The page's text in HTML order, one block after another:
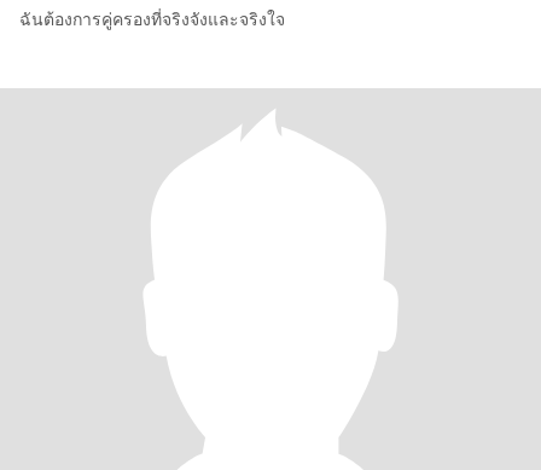
ฉันต้องการคู่ครองที่จริงจังและจริงใจ